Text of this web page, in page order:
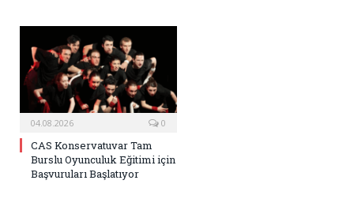
04.08.2026 0
CAS Konservatuvar Tam
Burslu Oyunculuk Eğitimi için
Başvuruları Başlatıyor